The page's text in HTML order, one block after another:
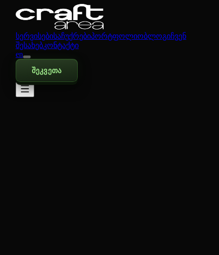
სერვისებისაჩუქრებიპორტფოლიობლოგიჩვენ
შესახებკონტაქტი
en
შეკვეთა